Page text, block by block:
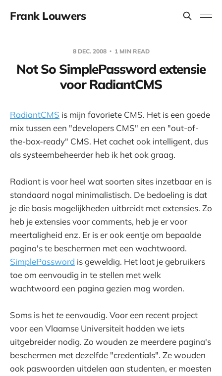
Frank Louwers
8 DEC. 2008 1 MIN READ
Not So SimplePassword extensie
voor RadiantCMS
RadiantCMS is mijn favoriete CMS. Het is een goede
mix tussen een "developers CMS" en een "out-of-
the-box-ready" CMS. Het cachet ook intelligent, dus
als systeembeheerder heb ik het ook graag.
Radiant is voor heel wat soorten sites inzetbaar en is
standaard nogal minimalistisch. De bedoeling is dat
je die basis mogelijkheden uitbreidt met extensies. Zo
heb je extensies voor comments, heb je er voor
meertaligheid enz. Er is er ook eentje om bepaalde
pagina's te beschermen met een wachtwoord.
SimplePassword is geweldig. Het laat je gebruikers
toe om eenvoudig in te stellen met welk
wachtwoord een pagina gezien mag worden.
Soms is hetteeenvoudig. Voor een recent project
voor een Vlaamse Universiteit hadden we iets
uitgebreider nodig. Zo wouden ze meerdere pagina's
beschermen met dezelfde "credentials". Ze wouden
ook paswoorden uitdelen aan studenten, er moesten